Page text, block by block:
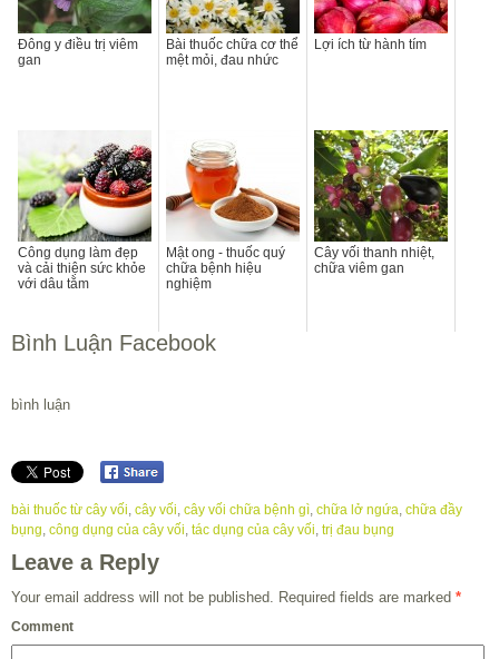
Đông y điều trị viêm
gan
Bài thuốc chữa cơ thể
mệt mỏi, đau nhức
Lợi ích từ hành tím
Công dụng làm đẹp
và cải thiện sức khỏe
với dâu tằm
Mật ong - thuốc quý
chữa bệnh hiệu
nghiệm
Cây vối thanh nhiệt,
chữa viêm gan
Bình Luận Facebook
bình luận
bài thuốc từ cây vối, cây vối, cây vối chữa bệnh gì, chữa lở ngứa, chữa đầy
bụng, công dụng của cây vối, tác dụng của cây vối, trị đau bụng
Leave a Reply
Your email address will not be published. Required fields are marked *
Comment